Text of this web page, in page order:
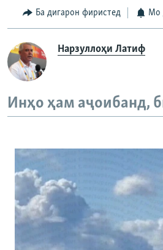
Ба дигарон фиристед Мо
Нарзуллоҳи Латиф
Инҳо ҳам аҷоибанд,